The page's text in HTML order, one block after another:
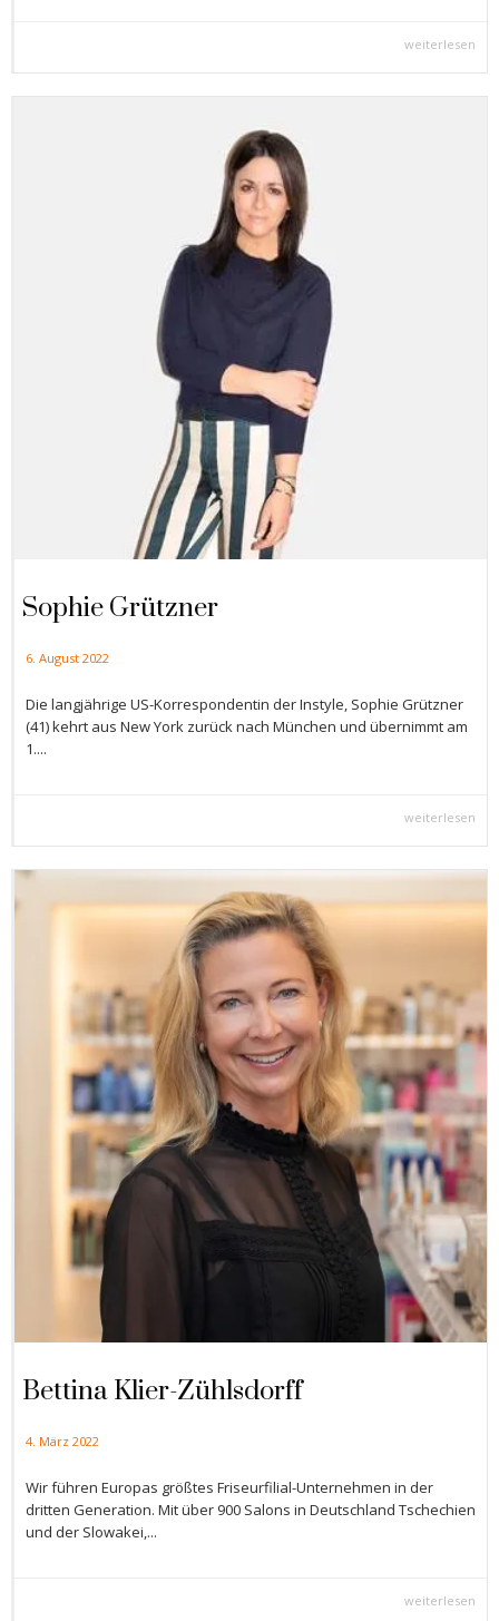
weiterlesen
Sophie Grützner
6. August 2022
Die langjährige US-Korrespondentin der Instyle, Sophie Grützner
(41) kehrt aus New York zurück nach München und übernimmt am
1....
weiterlesen
Bettina Klier-Zühlsdorff
4. März 2022
Wir führen Europas größtes Friseurfilial-Unternehmen in der
dritten Generation. Mit über 900 Salons in Deutschland Tschechien
und der Slowakei,...
weiterlesen